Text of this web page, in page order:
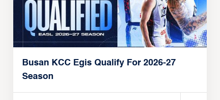
Busan KCC Egis Qualify For 2026-27
Season